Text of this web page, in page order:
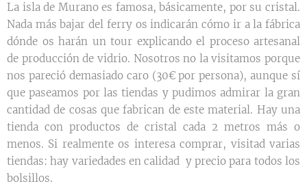
La isla de Murano es famosa, básicamente, por su cristal.
Nada más bajar del ferry os indicarán cómo ir a la fábrica
dónde os harán un tour explicando el proceso artesanal
de producción de vidrio. Nosotros no la visitamos porque
nos pareció demasiado caro (30€ por persona), aunque sí
que paseamos por las tiendas y pudimos admirar la gran
cantidad de cosas que fabrican de este material. Hay una
tienda con productos de cristal cada 2 metros más o
menos. Si realmente os interesa comprar, visitad varias
tiendas: hay variedades en calidad y precio para todos los
bolsillos.